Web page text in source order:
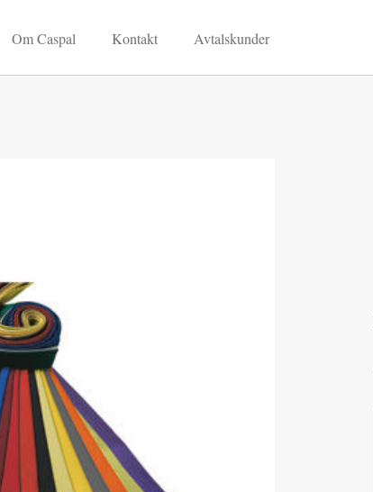
Om Caspal Kontakt Avtalskunder